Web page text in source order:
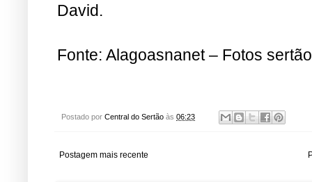
David.
Fonte: Alagoasnanet – Fotos
Postado por Central do Sertão às 06:23
Postagem mais recente